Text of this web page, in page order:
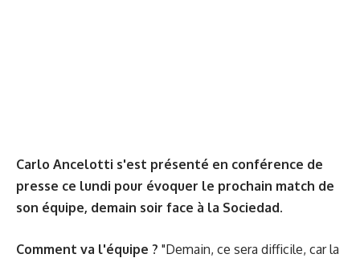
Carlo Ancelotti s'est présenté en conférence de
presse ce lundi pour évoquer le prochain match de
son équipe, demain soir face à la Sociedad.
Comment va l'équipe ? "Demain, ce sera difficile, car la